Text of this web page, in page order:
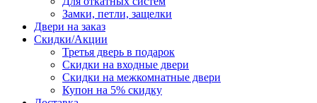
Замки, петли, защелки
Двери на заказ
Скидки/Акции
Третья дверь в подарок
Скидки на входные двери
Скидки на межкомнатные двери
Купон на 5% скидку